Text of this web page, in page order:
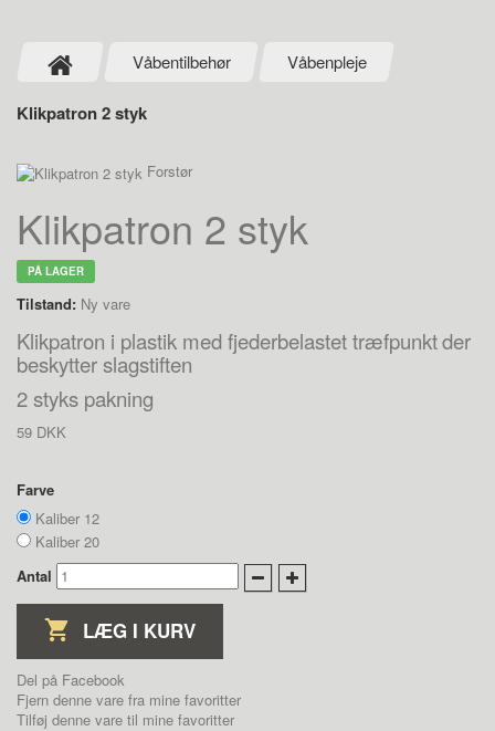
Våbentilbehør Våbenpleje
Klikpatron 2 styk
Forstør
Klikpatron 2 styk
PÅ LAGER
Tilstand: Ny vare
Klikpatron i plastik med fjederbelastet træfpunktder
beskytter slagstiften
2 styks pakning
59 DKK
Farve
Kaliber 12
Kaliber 20
Antal
LÆG I KURV
Del på Facebook
Fjern denne vare fra mine favoritter
Tilføj denne vare til mine favoritter